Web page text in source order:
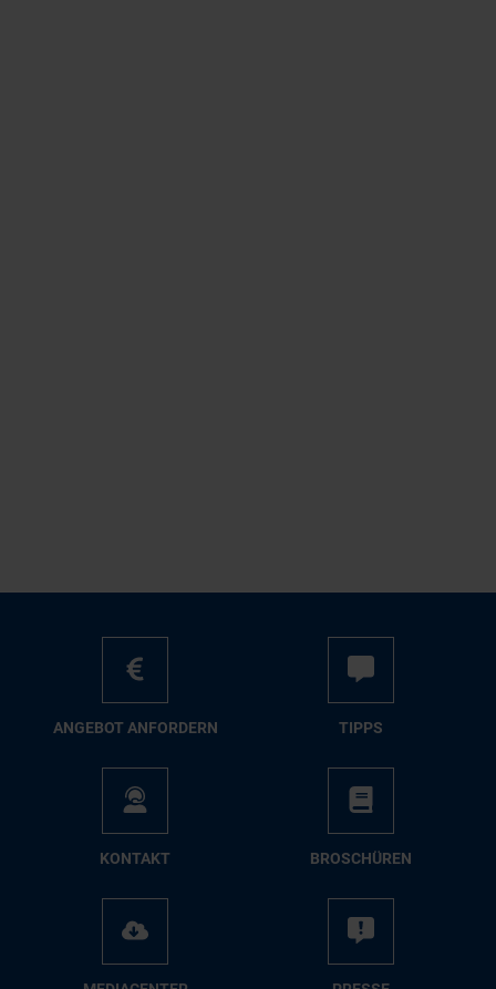
AN­GE­BOT AN­FOR­DERN TIPPS
KON­TAKT BRO­SCHÜ­REN